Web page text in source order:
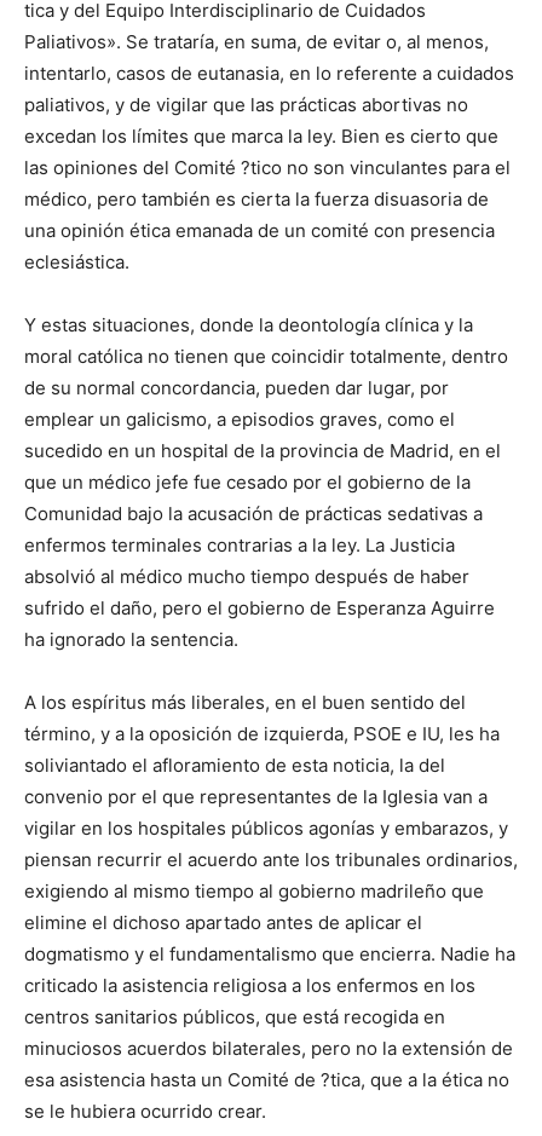
tica y del Equipo Interdisciplinario de Cuidados
Paliativos». Se trataría, en suma, de evitar o, al menos,
intentarlo, casos de eutanasia, en lo referente a cuidados
paliativos, y de vigilar que las prácticas abortivas no
excedan los límites que marca la ley. Bien es cierto que
las opiniones del Comité ?tico no son vinculantes para el
médico, pero también es cierta la fuerza disuasoria de
una opinión ética emanada de un comité con presencia
eclesiástica.
Y estas situaciones, donde la deontología clínica y la
moral católica no tienen que coincidir totalmente, dentro
de su normal concordancia, pueden dar lugar, por
emplear un galicismo, a episodios graves, como el
sucedido en un hospital de la provincia de Madrid, en el
que un médico jefe fue cesado por el gobierno de la
Comunidad bajo la acusación de prácticas sedativas a
enfermos terminales contrarias a la ley. La Justicia
absolvió al médico mucho tiempo después de haber
sufrido el daño, pero el gobierno de Esperanza Aguirre
ha ignorado la sentencia.
A los espíritus más liberales, en el buen sentido del
término, y a la oposición de izquierda, PSOE e IU, les ha
soliviantado el afloramiento de esta noticia, la del
convenio por el que representantes de la Iglesia van a
vigilar en los hospitales públicos agonías y embarazos, y
piensan recurrir el acuerdo ante los tribunales ordinarios,
exigiendo al mismo tiempo al gobierno madrileño que
elimine el dichoso apartado antes de aplicar el
dogmatismo y el fundamentalismo que encierra. Nadie ha
criticado la asistencia religiosa a los enfermos en los
centros sanitarios públicos, que está recogida en
minuciosos acuerdos bilaterales, pero no la extensión de
esa asistencia hasta un Comité de ?tica, que a la ética no
se le hubiera ocurrido crear.